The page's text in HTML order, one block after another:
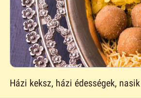
Házi keksz, házi édességek, nasik